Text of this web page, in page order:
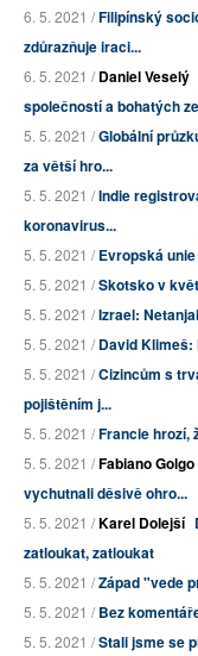
6. 5. 2021 /Filipínský
zdůrazňuje iraci...
6. 5. 2021 /Daniel Veselý
společností a bohatých
5. 5. 2021 /Globální
za větší hro...
5. 5. 2021 /Indie
koronavirus...
5. 5. 2021 /Evropská
5. 5. 2021 /Skotsko v
5. 5. 2021 /Izrael:
5. 5. 2021 /David Klimeš:
5. 5. 2021 /Cizincům s
pojištěním j...
5. 5. 2021 /Francie hrozí,
5. 5. 2021 /Fabiano Golgo
vychutnali děsivě ohro...
5. 5. 2021 /Karel Dolejší
zatloukat, zatloukat
5. 5. 2021 /Západ "vede
5. 5. 2021 /Bez
5. 5. 2021 /Stali jsme se